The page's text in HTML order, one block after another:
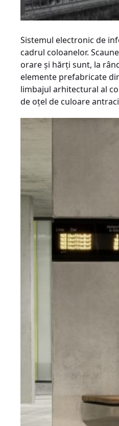
Sistemul electronic de
cadrul coloanelor.
orare și hărți sunt, la
elemente prefabricate
limbajul arhitectural al
de oțel de culoare